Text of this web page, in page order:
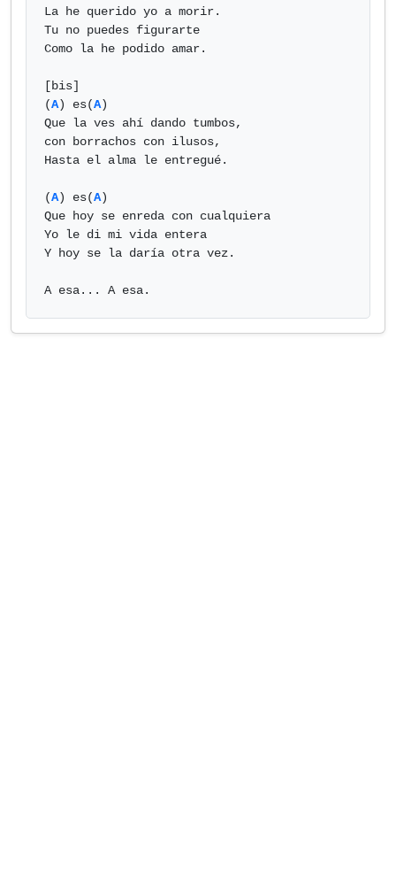
La he querido yo a morir.
Tu no puedes figurarte
Como la he podido amar.
[bis]
(A) es(A)
Que la ves ahí dando tumbos,
con borrachos con ilusos,
Hasta el alma le entregué.
(A) es(A)
Que hoy se enreda con cualquiera
Yo le di mi vida entera
Y hoy se la daría otra vez.
A esa... A esa.